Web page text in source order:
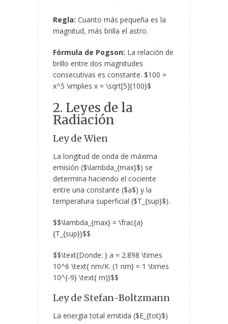
Regla: Cuanto más pequeña es la
magnitud, más brilla el astro.
Fórmula de Pogson: La relación de
brillo entre dos magnitudes
consecutivas es constante. $100 =
x^5 \implies x = \sqrt[5]{100}$
2. Leyes de la
Radiación
Ley de Wien
La longitud de onda de máxima
emisión ($\lambda_{max}$) se
determina haciendo el cociente
entre una constante ($a$) y la
temperatura superficial ($T_{sup}$).
$$\lambda_{max} = \frac{a}
{T_{sup}}$$
$$\text{Donde: } a = 2.898 \times
10^6 \text{ nm/K. (1 nm} = 1 \times
10^{-9} \text{ m)}$$
Ley de Stefan-Boltzmann
La energía total emitida ($E_{tot}$)